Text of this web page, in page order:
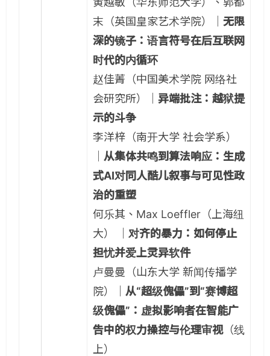
末（英国皇家艺术学院）｜ 无限
深的镜子：语言符号在后互联网
时代的内循环
赵佳菁（中国美术学院 网络社
会研究所）｜ 异端批注：越狱提
示的斗争
李洋梓（南开大学 社会学系）
从集体共鸣到算法响应：生成
式AI对同人酷儿叙事与可见性政
治的重塑
何乐其、Max Loeffler（上海纽
大） ｜ 对齐的暴力：如何停止
担忧并爱上灵异软件
卢曼曼（山东大学 新闻传播学
院）｜ 从“超级傀儡”到“赛博超
级傀儡”：虚拟影响者在智能广
告中的权力操控与伦理审视（线
上）